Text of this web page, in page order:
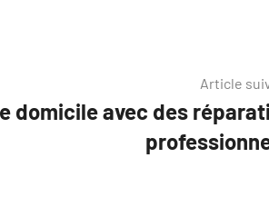
Article
domicile avec des